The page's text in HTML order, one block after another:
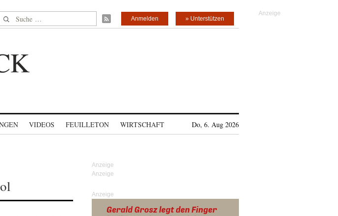
Suche nach: » Unterstützen
Anmelden
VIDEOS FEUILLETON WIRTSCHAFT Do, 6. Aug 2026
Anzeige